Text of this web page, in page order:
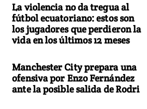
La violencia no da tregua al
fútbol ecuatoriano: estos son
los jugadores que perdieron la
vida en los últimos 12 meses
Manchester City prepara una
ofensiva por Enzo Fernández
ante la posible salida de Rodri